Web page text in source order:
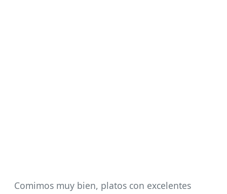
Comimos muy bien, platos con excelentes